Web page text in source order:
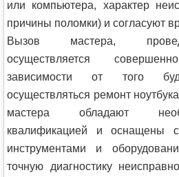
или компьютера, характер
причины поломки) и согласуют
Вызов мастера,
осуществляется
зависимости от того
осуществляться ремонт
мастера обладают
квалификацией и оснащены
инструментами и
точную диагностику